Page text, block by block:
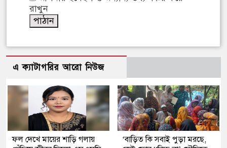
রাখুন
এ ক্যাটাগরির আরো নিউজ
ফল দেখে মায়ের শাড়ি গলায়
‘বাড়িত কি সবাই পুড়া মরছে,